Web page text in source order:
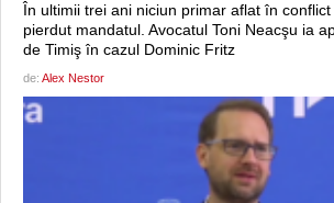
În ultimii trei ani niciun primar aflat în
pierdut mandatul. Avocatul Toni Neacşu ia
de Timiş în cazul Dominic Fritz
de: Alex Nestor